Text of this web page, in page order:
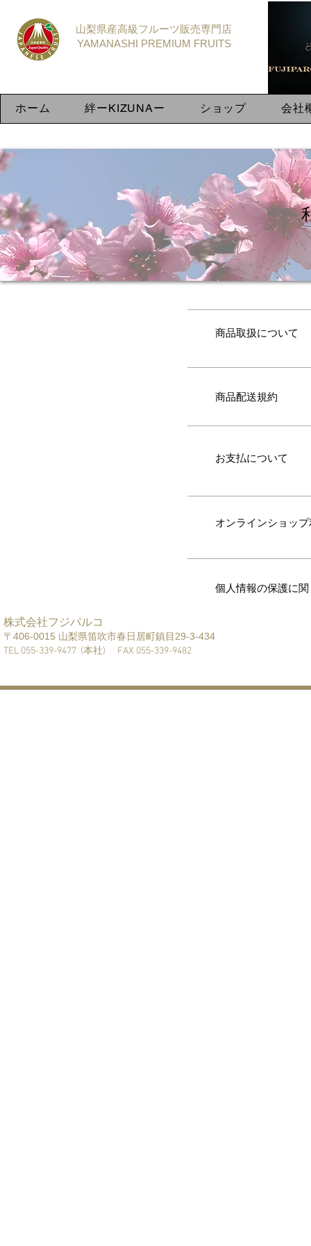
​山梨県産高級フルーツ販売専門店
YAMANASHI PREMIUM FRUIT​S
ホーム 絆ーKIZUNAー ショップ 会社
商品取扱について
商品配送規約
お支払について
オンラインショッ
個人情報の保護に
株式会社フジパルコ
〒406-001 5 山梨県笛吹市春日居町鎮目29-3-434
TEL 055-339-9477 (本社) FAX 055-339-9482